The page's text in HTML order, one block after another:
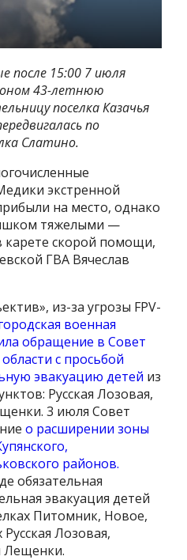
после 15:00 7 июля
43-летнюю
поселка Казачья
по
Слатино.
экстренной
на место, однако
тяжелыми —
карете скорой помощи,
ГВА Вячеслав
из-за угрозы FPV-
военная
обращение в Совет
с просьбой
эвакуацию детей из
Русская Лозовая,
3 июля Совет
о расширении зоны
районов.
обязательная
эвакуация детей
Питомник, Новое,
Лозовая,
Лещенки.